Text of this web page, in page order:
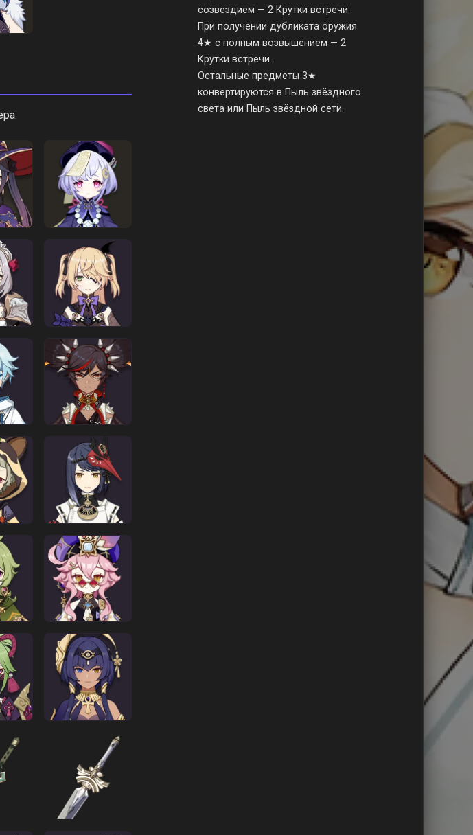
созвездием — 2 Крутки встречи.
При получении дубликата оружия
4★ с полным возвышением — 2
Крутки встречи.
Остальные предметы 3★
конвертируются в Пыль звёздного
света или Пыль звёздной сети.